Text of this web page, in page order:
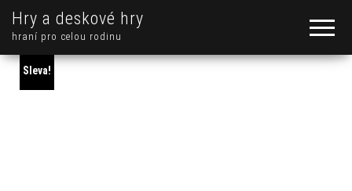
Hry a deskové hry
hraní pro celou rodinu
Sleva!